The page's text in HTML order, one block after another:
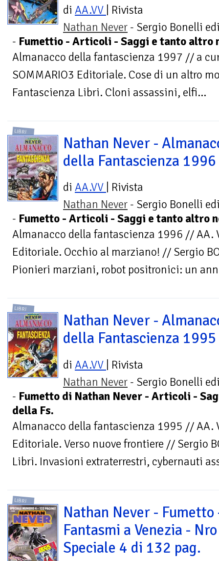
di AA.VV
| Rivista
Nathan Never - Sergio Bonelli
- Fumettio - Articoli - Saggi e tanto altro
Almanacco della fantascienza 1997 // a
SOMMARIO3 Editoriale. Cose di un altro
Fantascienza Libri. Cloni assassini, elfi...
LIBRI
Nathan Never -
della Fantascienza 1996
di AA.VV
| Rivista
Nathan Never - Sergio Bonelli
- Fumetto - Articoli - Saggi e tanto altro
Almanacco della fantascienza 1996 // AA.
Editoriale. Occhio al marziano! // Sergio
Pionieri marziani, robot positronici: un
LIBRI
Nathan Never -
della Fantascienza 1995
di AA.VV
| Rivista
Nathan Never - Sergio Bonelli
- Fumetto di Nathan Never - Articoli -
della Fs.
Almanacco della fantascienza 1995 // AA.
Editoriale. Verso nuove frontiere // Sergio
Libri. Invasioni extraterrestri, cybernauti
LIBRI
Nathan Never - Fumetto
Fantasmi a Venezia - Nro
Speciale 4 di 132 pag.